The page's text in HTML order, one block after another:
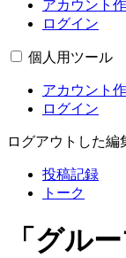
アカウント
ログイン
個人用ツール
アカウント
ログイン
ログアウトした編
投稿記録
トーク
「 グル